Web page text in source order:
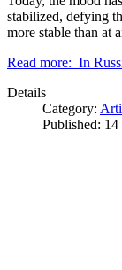
stabilized, defying
more stable than at
Read more: In
Details
Category:
Published: